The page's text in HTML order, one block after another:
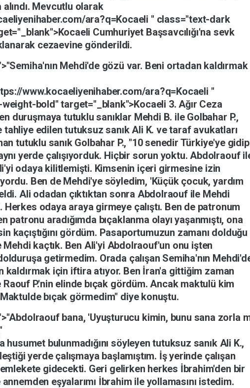
alındı. Mevcutlu olarak
ara?q=Kocaeli " class="text-dark
Cumhuriyet Başsavcılığı'na sevk
cezaevine gönderildi.
Mehdi'de gözü var. Beni ortadan kaldırmak
www.kocaeliyenihaber.com/ara?q=Kocaeli "
bold"target="_blank">Kocaeli 3.Ağır Ceza
duruşmaya tutuklusanıklar Mehdi B. ile Golbahar P.,
tahliye edilentutuksuzsanıkAli K. vetaraf avukatları
tutuklu sanık Golbahar P., "10senedir Türkiye'ye gidip
yerde çalışıyorduk. Hiçbir sorun yoktu.Abdolraouf
odaya kilitlemişti. Kimsenin içeri girmesine izin
Ben de Mehdi'ye söyledim, 'Küçük çocuk,yardım
Ali odadan çıktıktan sonra Abdolraouf ile Mehdi
Herkes odaya araya girmeye çalıştı. Ben de patronum
patronu aradığımda bıçaklanma olayıyaşanmıştı, ona
kaçıştığını gördüm. Pasaportumuzun zamanı dolduğu
Mehdi kaçtık. Ben Ali'yi Abdolraouf'un onu işten
getirmedim. Orada çalışan Semiha'nın
kaldırmak için iftira atıyor. Ben İran'a gittiğim zaman
Raouf P.'nin elinde bıçak gördüm.Ancak maktulü kim
Maktulde bıçak görmedim" diye konuştu.
bana, 'Uyuşturucu kimin, bunu sana zorla
husumet bulunmadığınısöyleyentutuksuz sanık Ali K.,
yerde çalışmaya başlamıştım. İşyerinde çalışan
gidecekti. Geri gelirken herkes İbrahim'den bir
annemden eşyalarımı İbrahim ile yollamasını istedim.